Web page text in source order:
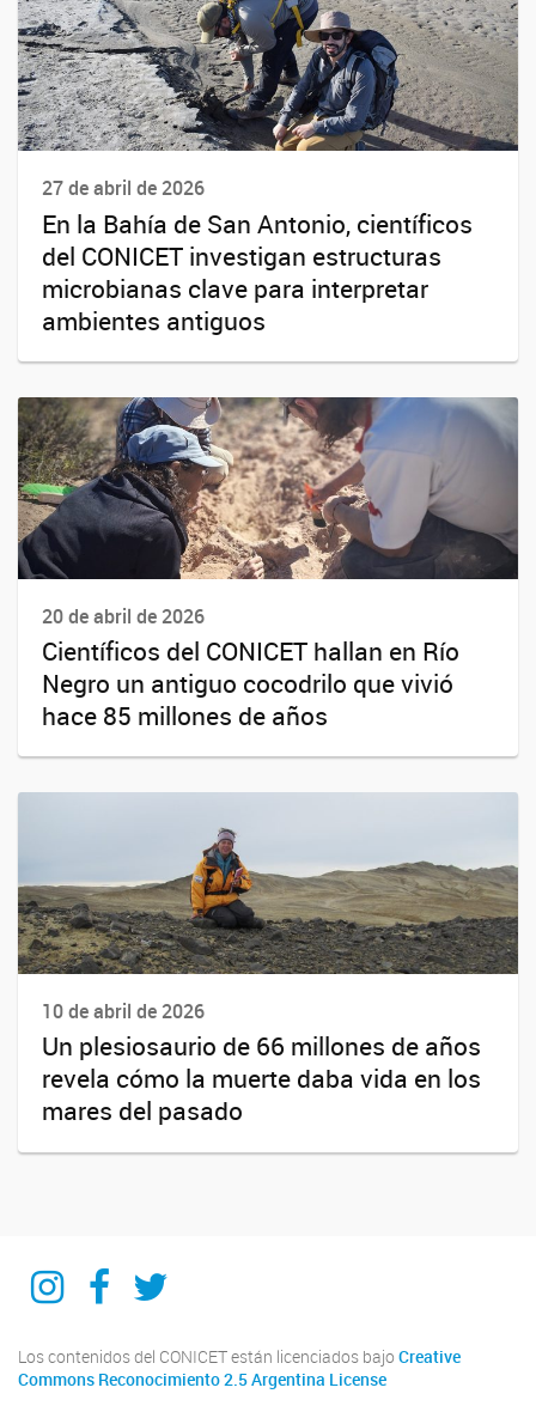
27 de abril de 2026
En la Bahía de San Antonio, científicos
del CONICET investigan estructuras
microbianas clave para interpretar
ambientes antiguos
20 de abril de 2026
Científicos del CONICET hallan en Río
Negro un antiguo cocodrilo que vivió
hace 85 millones de años
10 de abril de 2026
Un plesiosaurio de 66 millones de años
revela cómo la muerte daba vida en los
mares del pasado
IIPGIIPG
IIPG
Los contenidos del CONICET están licenciados bajo Creative
Commons Reconocimiento 2.5 Argentina License